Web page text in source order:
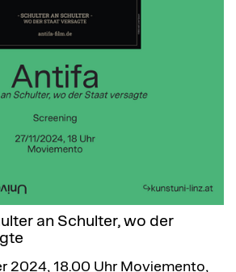
an Schulter, wo der
2024, 18.00 Uhr Moviemento,